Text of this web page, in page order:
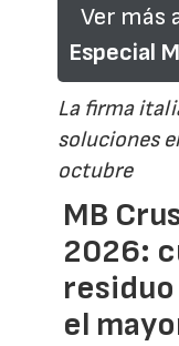
Ver más
Especial
La firma
soluciones
octubre
MB
2026:
el